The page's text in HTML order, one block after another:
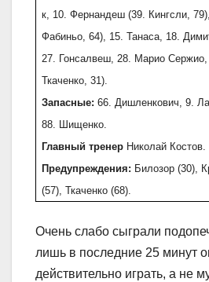
к, 10. Фернандеш (39. Кингсли,
Фабиньо, 64), 15. Танаса, 18.
27. Гонсалвеш, 28. Марио Сержио,
Ткаченко, 31).
Запасные:66. Дишленкович, 9.
88. Шищенко.
Главный тренер Николай Костов.
Предупреждения: Билозор (30),
(57), Ткаченко (68).
Очень слабо сыграли
лишь в последние 25 минут
действительно играть, а не